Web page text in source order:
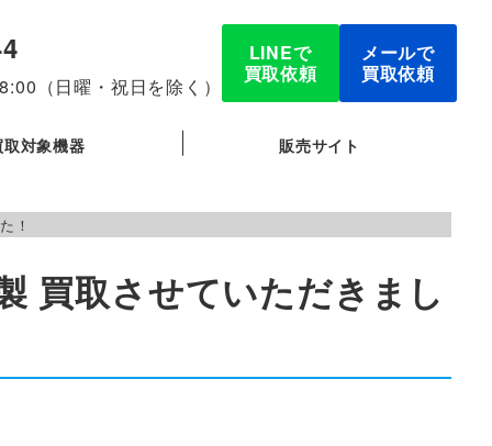
（日曜・祝日を除く）
LINEで
買取依頼
メールで
買取依頼
取対象機器 販売サイト
！
買取させていただきまし